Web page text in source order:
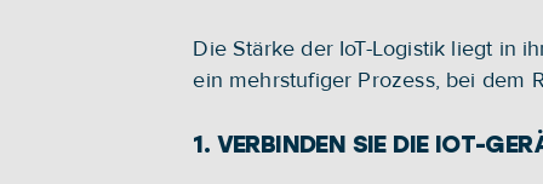
Die Stärke der IoT-Logistik liegt in
ein mehrstufiger Prozess, bei dem
1. VERBINDEN SIE DIE IOT-